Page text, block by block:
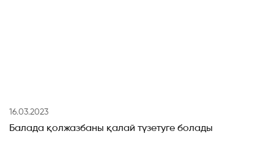
16.03.2023
Балада қолжазбаны қалай түзетуге болады